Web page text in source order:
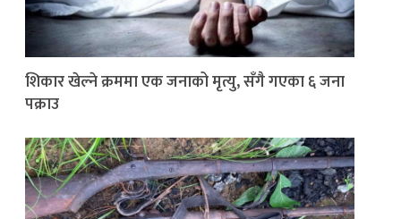
शिकार खेल्ने क्रममा एक जनाको मृत्यु, सँगै गएका ६ जना
पक्राउ